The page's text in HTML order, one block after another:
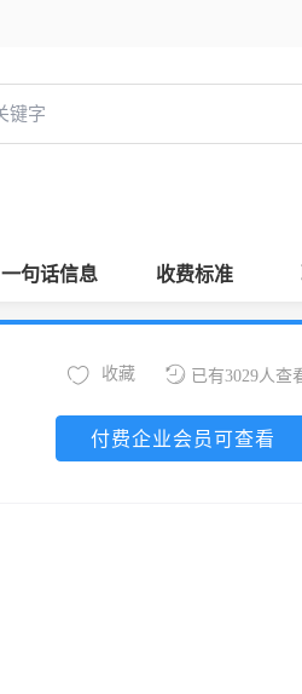
一句话信息 收费标准
已有3029人查
收藏
付费企业会员可查看